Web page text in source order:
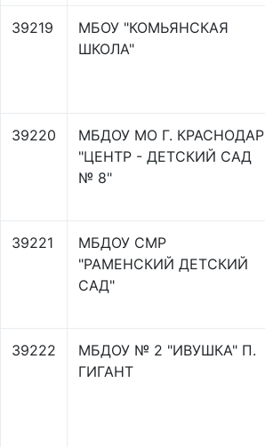
39219
МБОУ "КОМЬЯНСКАЯ
ШКОЛА"
39220
МБДОУ МО Г. КРАСНОДАР
"ЦЕНТР - ДЕТСКИЙ САД
№ 8"
39221
МБДОУ СМР
"РАМЕНСКИЙ ДЕТСКИЙ
САД"
39222
МБДОУ № 2 "ИВУШКА" П.
ГИГАНТ